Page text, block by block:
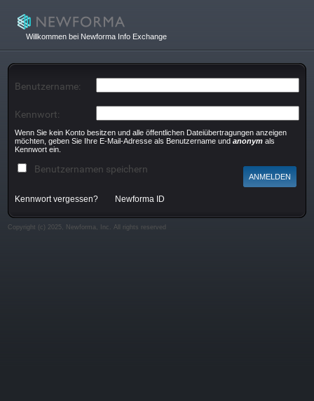
Willkommen bei Newforma Info Exchange
Benutzername:
Kennwort:
Wenn Sie kein Konto besitzen und alle öffentlichen Dateiübertragungen anzeigen
möchten, geben Sie Ihre E-Mail-Adresse als Benutzername und anonym als
Kennwort ein.
Benutzernamen speichern
Kennwort vergessen? Newforma ID
Copyright (c) 2025, Newforma, Inc. All rights reserved